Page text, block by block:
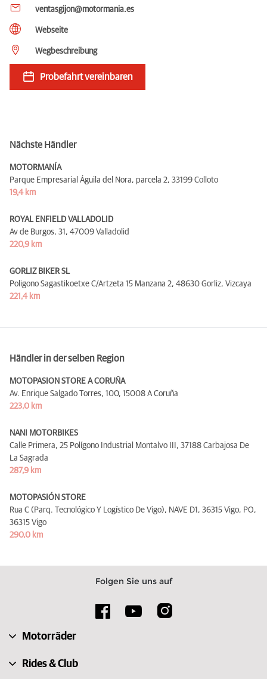
ventasgijon@motormania.es
Webseite
Wegbeschreibung
Probefahrt vereinbaren
Nächste Händler
MOTORMANÍA
Parque Empresarial Águila del Nora, parcela 2, 33199 Colloto
19,4 km
ROYAL ENFIELD VALLADOLID
Av de Burgos, 31, 47009 Valladolid
220,9 km
GORLIZ BIKER SL
Poligono Sagastikoetxe C/Artzeta 15 Manzana 2, 48630 Gorliz, Vizcaya
221,4 km
Händler in der selben Region
MOTOPASION STORE A CORUÑA
Av. Enrique Salgado Torres, 100, 15008 A Coruña
223,0 km
NANI MOTORBIKES
Calle Primera, 25 Polígono Industrial Montalvo III, 37188 Carbajosa De
La Sagrada
287,9 km
MOTOPASIÓN STORE
Rua C (Parq. Tecnológico Y Logístico De Vigo), NAVE D1, 36315 Vigo, PO,
36315 Vigo
290,0 km
Folgen Sie uns auf
Motorräder
Rides & Club